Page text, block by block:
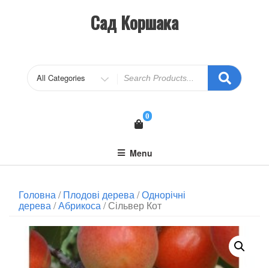
Сад Коршака
0
Menu
Головна/Плодові дерева/Однорічні
дерева/Абрикоса/ Сільвер Кот